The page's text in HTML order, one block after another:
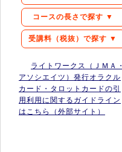
コースの長さで探す ▼
受講料（税抜）で探す ▼
ライトワークス（ＪＭＡ・
アソシエイツ）発行オラクル
カード・タロットカードの引
用利用に関するガイドライン
はこちら（外部サイト）